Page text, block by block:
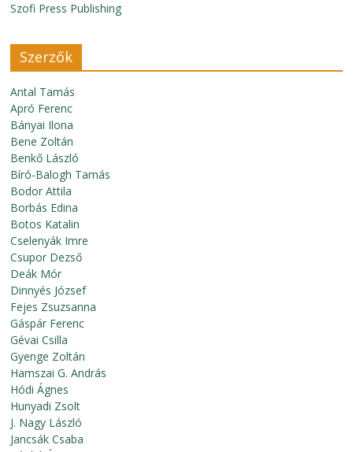
Szofi Press Publishing
Szerzők
Antal Tamás
Apró Ferenc
Bányai Ilona
Bene Zoltán
Benkő László
Bíró-Balogh Tamás
Bodor Attila
Borbás Edina
Botos Katalin
Cselenyák Imre
Csupor Dezső
Deák Mór
Dinnyés József
Fejes Zsuzsanna
Gáspár Ferenc
Gévai Csilla
Gyenge Zoltán
Hamszai G. András
Hódi Ágnes
Hunyadi Zsolt
J. Nagy László
Jancsák Csaba